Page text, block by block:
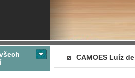
CAMOES Luíz de